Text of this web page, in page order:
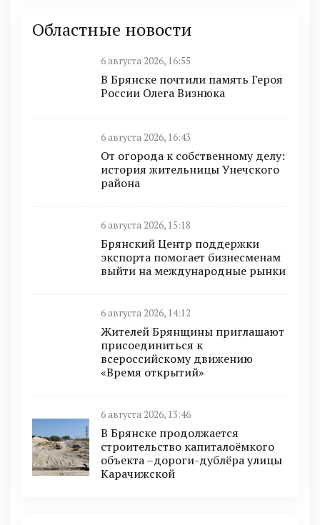
Областные новости
6 августа 2026, 16:55
В Брянске почтили память Героя
России Олега Визнюка
6 августа 2026, 16:43
От огорода к собственному делу:
история жительницы Унечского
района
6 августа 2026, 15:18
Брянский Центр поддержки
экспорта помогает бизнесменам
выйти на международные рынки
6 августа 2026, 14:12
Жителей Брянщины приглашают
присоединиться к
всероссийскому движению
«Время открытий»
6 августа 2026, 13:46
В Брянске продолжается
строительство капиталоёмкого
объекта –дороги-дублёра улицы
Карачижской